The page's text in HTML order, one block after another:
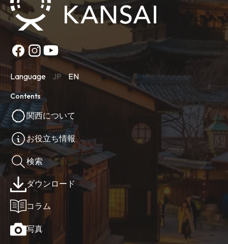
Language JP EN
Contents
関西について
お役立ち情報
検索
ダウンロード
コラム
写真